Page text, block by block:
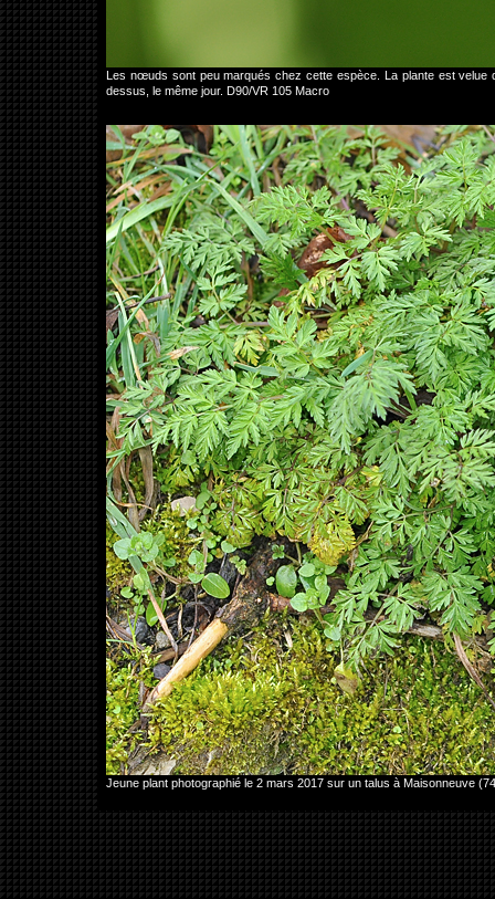
Les nœuds sont peu marqués chez cette espèce. La plante est velue
dessus, le même jour. D90/VR 105 Macro
Jeune plant photographié le 2 mars 2017 sur un talus à Maisonneuve